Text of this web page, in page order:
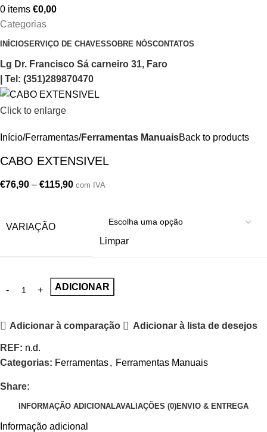
0 items €0,00
Categorias
INÍCIOSERVIÇO DE CHAVESSOBRE NÓSCONTATOS
Lg Dr. Francisco Sá carneiro 31, Faro
| Tel: (351)289870470
Click to enlarge
Início Ferramentas Ferramentas ManuaisBack to products
CABO EXTENSIVEL
€76,90 – €115,90 com IVA
VARIAÇÃO
Limpar
ADICIONAR
Adicionar à comparação Adicionar à lista de desejos
REF: n.d.
Categorias: Ferramentas, Ferramentas Manuais
Share:
INFORMAÇÃO ADICIONALAVALIAÇÕES (0)ENVIO & ENTREGA
Informação adicional